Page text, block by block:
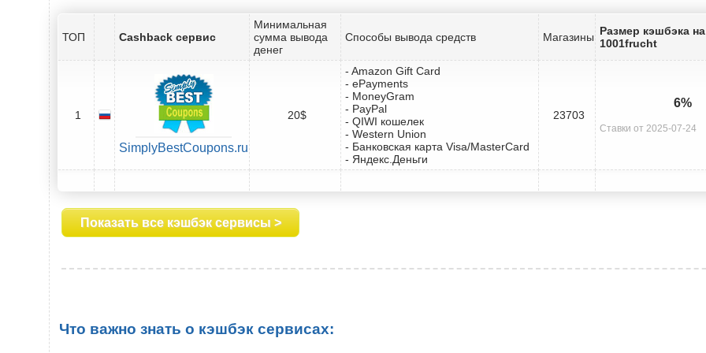
ТОП Cashback сервис
Минимальная
сумма вывода
денег
Способы вывода средств Магазины Размер кэшбэка на
1001frucht
1
SimplyBestCoupons.ru
20$
- Amazon Gift Card
- ePayments
- MoneyGram
- PayPal
- QIWI кошелек
- Western Union
- Банковская карта Visa/MasterCard
- Яндекс.Деньги
23703
6%
Ставки от 2025-07-24
Показать все кэшбэк сервисы >
Что важно знать о кэшбэк сервисах: